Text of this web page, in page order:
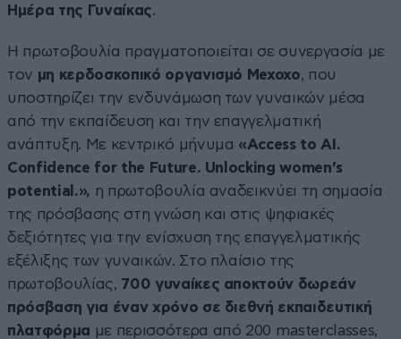
Ημέρα της Γυναίκας.
Η πρωτοβουλία πραγματοποιείται σε συνεργασία με
τον μη κερδοσκοπικό οργανισμό Mexoxo, που
υποστηρίζει την ενδυνάμωση των γυναικών μέσα
από την εκπαίδευση και την επαγγελματική
ανάπτυξη. Με κεντρικό μήνυμα «Access to AI.
Confidence for the Future. Unlocking women’s
potential.», η πρωτοβουλία αναδεικνύει τη σημασία
της πρόσβασης στη γνώση και στις ψηφιακές
δεξιότητες για την ενίσχυση της επαγγελματικής
εξέλιξης των γυναικών. Στο πλαίσιο της
πρωτοβουλίας, 700 γυναίκες αποκτούν δωρεάν
πρόσβαση για έναν χρόνο σε διεθνή εκπαιδευτική
πλατφόρμα με περισσότερα από 200 masterclasses,